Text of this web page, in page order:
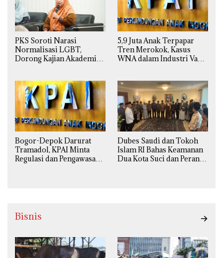
PKS Soroti Narasi
Normalisasi LGBT,
Dorong Kajian Akademik
Agama
5,9 Juta Anak Terpapar
Tren Merokok, Kasus
WNA dalam Industri Vape
Bogor-Depok Darurat
Tramadol, KPAI Minta
Regulasi dan Pengawasan
Dubes Saudi dan Tokoh
Islam RI Bahas Keamanan
Dua Kota Suci dan Peran
Bisnis